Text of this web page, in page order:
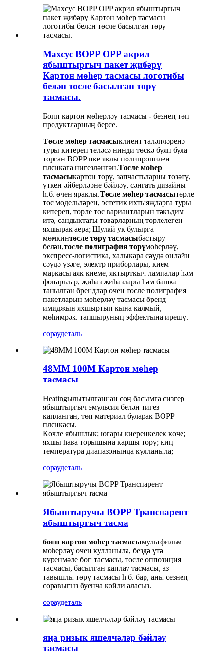
Махсус BOPP OPP акрил
ябыштыргыч пакет җибәрү
Картон мөһер тасмасы логотибы
белән төсле басылган төрү
тасмасы.
Бопп картон мөһерләү тасмасы - безнең төп
продуктларның берсе.
Төсле мөһер тасмасыклиент таләпләренә
туры китереп теләсә нинди төскә буяп була
торган BOPP ике яклы полипропилен
пленкага нигезләнгән.Төсле мөһер
тасмасыкартон төрү, запчастьларны төзәтү,
үткен әйберләрне бәйләү, сәнгать дизайны
һ.б. өчен яраклы.Төсле мөһер тасмасытөрле
төс модельләрен, эстетик ихтыяҗларга туры
китереп, төрле төс вариантларын тәкъдим
итә, сандыктагы товарларның төрлелеген
яхшырак аера; Шулай ук ​​булырга
мөмкинтөсле төрү тасмасыбастыру
белән,төсле полиграфия төрүмөһерләү,
экспресс-логистика, халыкара сәүдә онлайн
сәүдә үзәге, электр приборлары, кием
маркасы аяк киеме, яктырткыч лампалар һәм
фонарьлар, җиһаз җиһазлары һәм башка
танылган брендлар өчен төсле полиграфия
пакетларын мөһерләү тасмасы бренд
имиджын яхшыртып кына калмый,
мөһимрәк. тапшыруның эффектына ирешү.
сораудеталь
48ММ 100М Картон мөһер
тасмасы
Heatingылытылганнан соң басымга сизгер
ябыштыргыч эмульсия белән тигез
капланган, төп материал буларак BOPP
пленкасы.
Көчле ябышлык; югары киеренкелек көче;
яхшы һава торышына каршы тору; киң
температура диапазонында кулланыла;
сораудеталь
Ябыштыручы BOPP Транспарент
ябыштыргыч тасма
бопп картон мөһер тасмасымультфильм
мөһерләү өчен кулланыла, бездә үтә
күренмәле боп тасмасы, төсле оппозиция
тасмасы, басылган каплау тасмасы, аз
тавышлы төрү тасмасы һ.б. бар, аны сезнең
соравыгыз буенча көйли аласыз.
сораудеталь
яңа ризык яшелчәләр бәйләү
тасмасы